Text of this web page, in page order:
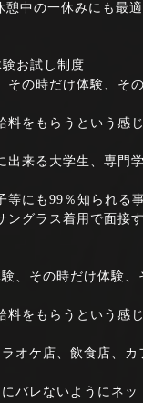
中の一休みにも最
お試し制度
その時だけ体験、そ
料をもらうという感
出来る大学生、専門
にも99％知られる
グラス着用で面接
、その時だけ体験
料をもらうという感
オケ店、飲食店、カ
バレないようにネ